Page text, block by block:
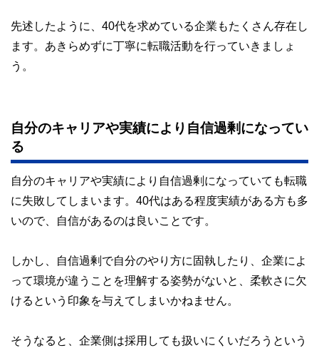
先述したように、40代を求めている企業もたくさん存在し
ます。あきらめずに丁寧に転職活動を行っていきましょ
う。
自分のキャリアや実績により自信過剰になってい
る
自分のキャリアや実績により自信過剰になっていても転職
に失敗してしまいます。40代はある程度実績がある方も多
いので、自信があるのは良いことです。
しかし、自信過剰で自分のやり方に固執したり、企業によ
って環境が違うことを理解する姿勢がないと、柔軟さに欠
けるという印象を与えてしまいかねません。
そうなると、企業側は採用しても扱いにくいだろうという